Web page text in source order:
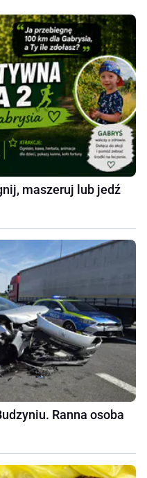
maszeruj lub jedź
Ranna osoba